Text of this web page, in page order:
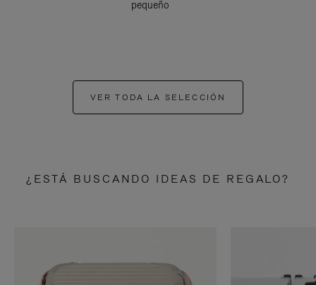
pequeño
VER TODA LA SELECCIÓN
¿ESTÁ BUSCANDO IDEAS DE REGALO?